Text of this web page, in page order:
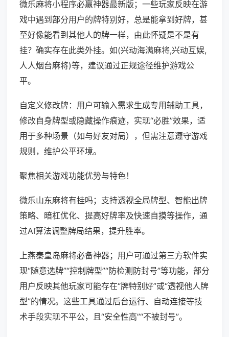
微乐麻将小程序必赢神器最新版；一些玩家反映在游
戏中遇到部分用户的牌特别好，总是能拿到好牌，甚
至好像能看到其他人的牌一样，由此怀疑是不是有
挂？确实存在此类外挂。如(兴动海满麻将,兴动互娱,
人人烟台麻将)等，建议通过正规途径维护游戏公
平。
自定义修改牌：用户可输入需求生成专用辅助工具，
修改自身牌型或隐藏操作痕迹，实现“必胜”效果，适
用于多种场景（如与好友对局），但需注意遵守游戏
规则，维护公平环境。
聚焦相关游戏功能优势与特色！
微乐山东麻将有挂吗；支持透视全局牌型、智能出牌
策略、暗杠优化、提高好牌率及快速自摸等操作，通
过AI算法调整牌局结果，提升胜率。
上燕秦皇岛麻将必备神器；用户可通过第三方软件实
现“随意选牌”“控制牌型”“防检测防封号”等功能，部分
用户反映其他玩家可能存在“牌特别好”或“透视他人牌
型”的情况。这些工具通过后台运行、自动连接等技
术手段实现不平公，且“安全性高”“不被封号”。